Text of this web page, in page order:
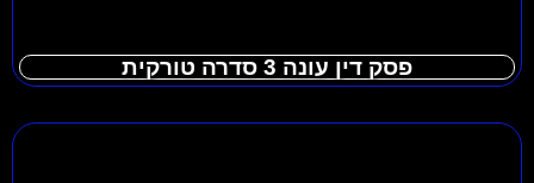
פסק דין עונה 3 סדרה טורקית